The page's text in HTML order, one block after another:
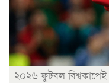
২০২৬ ফুটবল বিশ্বকাপেই